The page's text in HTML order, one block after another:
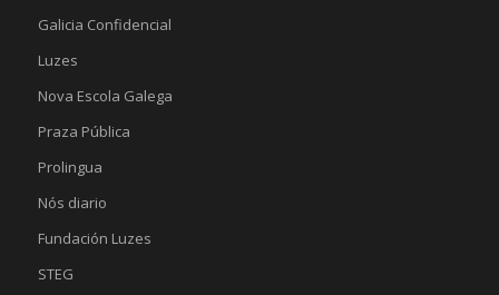
Galicia Confidencial
Luzes
Nova Escola Galega
Praza Pública
Prolingua
Nós diario
Fundación Luzes
STEG